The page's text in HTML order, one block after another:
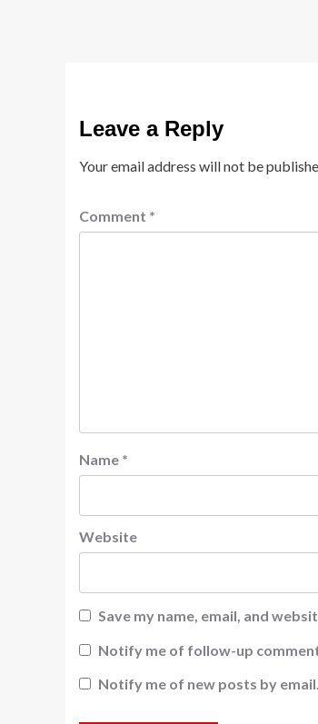
Leave a Reply
Your email address will not be
Comment *
Name *
Website
Save my name, email, and
Notify me of follow-up
Notify me of new posts by email.